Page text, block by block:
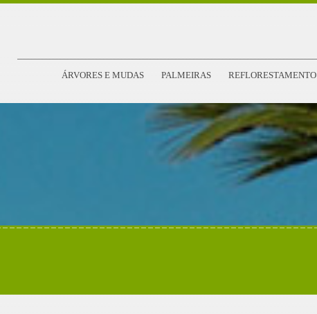
ÁRVORES E MUDAS PALMEIRAS REFLORESTAMENTO